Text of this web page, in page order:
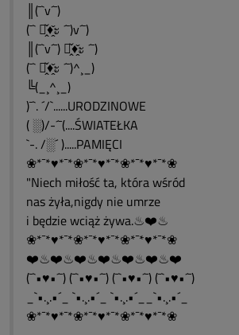
║(¯`v´¯)
(¯` ะ̭̌♦̭̌ะ ´¯)v´¯)
║(¯`v´¯) ะ̭̌♦̭̌ะ ´¯)
(¯` ะ̭̌♦̭̌ะ ´¯)^¸_)
╚(_¸^¸_)
)¯`. ´/`......URODZINOWE
( ░)/-´¯(....ŚWIATEŁKA
`-. /░´ ).....PAMIĘCI
❀*¯*♥*¯*❀*¯*♥*¯*❀*¯*♥*¯*❀
"Niech miłość ta, która wśród
nas żyła,nigdy nie umrze
i będzie wciąż żywa.♨❤️♨
❀*¯*♥*¯*❀*¯*♥*¯*❀*¯*♥*¯*❀
❤️♨❤️♨❤️♨❤️♨❤️♨❤️♨❤️
(¯`•♥•´¯) (¯`•♥•´¯) (¯`•♥•´¯) (¯`•♥•´¯)
_`•.¸.•´_ `•.¸.•´_ `•.¸.•´__`•.¸.•´_
❀*¯*♥*¯*❀*¯*♥*¯*❀*¯*♥*¯*❀